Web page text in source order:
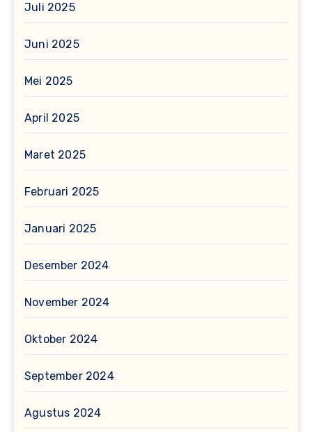
Juli 2025
Juni 2025
Mei 2025
April 2025
Maret 2025
Februari 2025
Januari 2025
Desember 2024
November 2024
Oktober 2024
September 2024
Agustus 2024